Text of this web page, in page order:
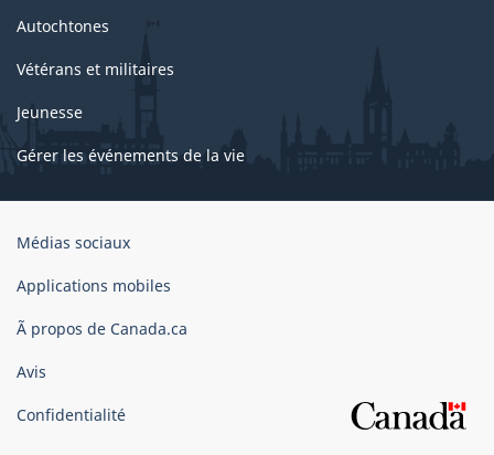
Autochtones
Vétérans et militaires
Jeunesse
Gérer les événements de la vie
Organisation
gouvernement
Canada
Médias sociaux
Applications mobiles
Ã propos de Canada.ca
Avis
Confidentialité